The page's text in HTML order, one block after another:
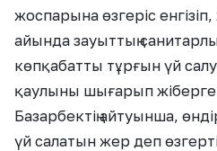
жоспарына өзгеріс
айында зауыттың
көпқабатты тұрғын үй
қаулыны шығарып
Базарбектің айтуынша,
үй салатын жер деп